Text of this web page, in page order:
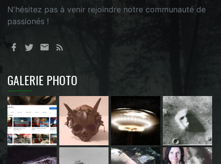
N'hésitez pas à venir rejoindre notre communauté de
passionés !
GALERIE PHOTO